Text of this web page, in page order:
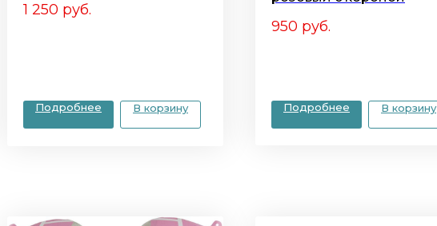
1 250 руб.
Подробнее В корзину
950 руб.
Подробнее В корзину